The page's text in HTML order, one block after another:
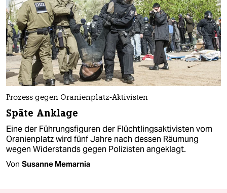
Prozess gegen Oranienplatz-Aktivisten
Späte Anklage
Eine der Führungsfiguren der Flüchtlingsaktivisten vom
Oranienplatz wird fünf Jahre nach dessen Räumung
wegen Widerstands gegen Polizisten angeklagt.
Von Susanne Memarnia